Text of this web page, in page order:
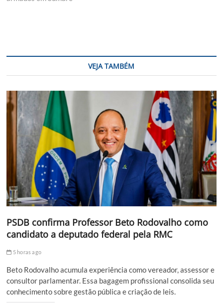
VEJA TAMBÉM
PSDB confirma Professor Beto Rodovalho como
candidato a deputado federal pela RMC
5 horas ago
Beto Rodovalho acumula experiência como vereador, assessor e
consultor parlamentar. Essa bagagem profissional consolida seu
conhecimento sobre gestão pública e criação de leis.